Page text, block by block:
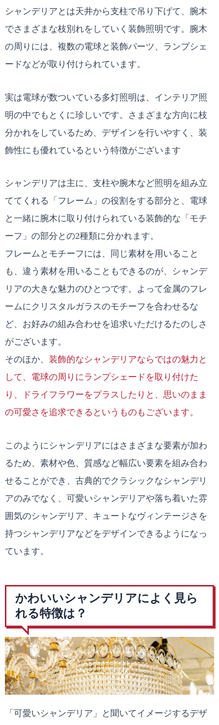
シャンデリアとは天井から支柱で吊り下げて、腕木
でさまざまな枝別れをしていく装飾照明です。腕木
の周りには、複数の電球と装飾パーツ、ランプシェ
ードなどが取り付けられています。
実は電球が数ついている多灯照明は、インテリア照
明の中でもとくに珍しいです。さまざまな方向に枝
分かれをしているため、デザインを行いやすく、装
飾性にも優れているという特徴がございます
シャンデリアは主に、支柱や腕木など照明を組み立
ててくれる「フレーム」の役割をする部分と、電球
と一緒に腕木に取り付けられている装飾的な「モチ
ーフ」の部分との2種類に分かれます。
フレームとモチーフには、同じ素材を用いること
も、違う素材を用いることもできるのが、シャンデ
リアの大きな魅力のひとつです。よって金属のフレ
ームにクリスタルガラスのモチーフを合わせるな
ど、お好みの組み合わせを追求いただけるたのしさ
がございます。
そのほか、 装飾的なシャンデリアならではの魅力と
して、電球の周りにランプシェードを取り付けた
り、ドライフラワーをプラスしたりと、思いのまま
の可愛さを追求できるというものもございます。
このようにシャンデリアにはさまざまな要素が加わ
るため、素材や色、質感など幅広い要素を組み合わ
せることができ、古典的でクラシックなシャンデリ
アのみでなく、可愛いシャンデリアや落ち着いた雰
囲気のシャンデリア、キュートなヴィンテージさを
持つシャンデリアなどをデザインできるようになっ
ています。
かわいいシャンデリアによく見ら
れる特徴は？
「可愛いシャンデリア」と聞いてイメージするデザ